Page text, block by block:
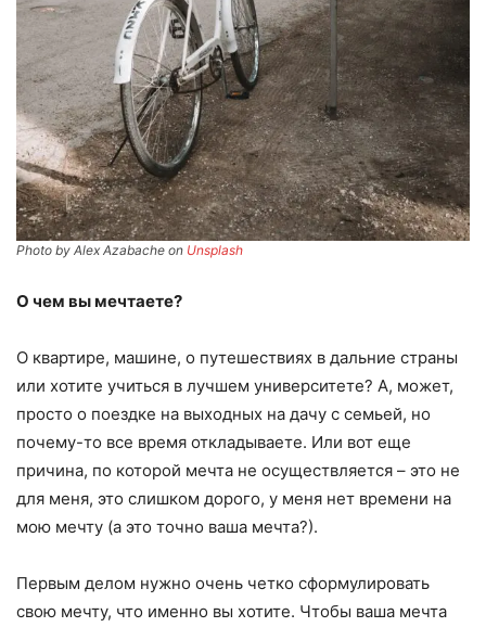
Photo by Alex Azabache on Unsplash
О чем вы мечтаете?
О квартире, машине, о путешествиях в дальние страны
или хотите учиться в лучшем университете? А, может,
просто о поездке на выходных на дачу с семьей, но
почему-то все время откладываете. Или вот еще
причина, по которой мечта не осуществляется – это не
для меня, это слишком дорого, у меня нет времени на
мою мечту (а это точно ваша мечта?).
Первым делом нужно очень четко сформулировать
свою мечту, что именно вы хотите. Чтобы ваша мечта